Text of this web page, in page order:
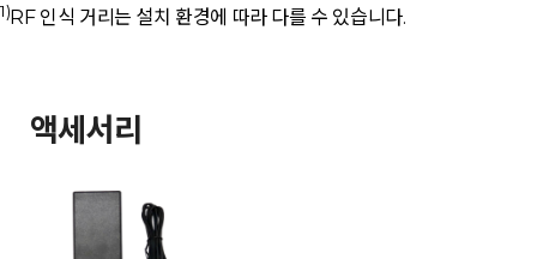
1)RF 인식 거리는 설치 환경에 따라 다를 수 있습니다.
액세서리